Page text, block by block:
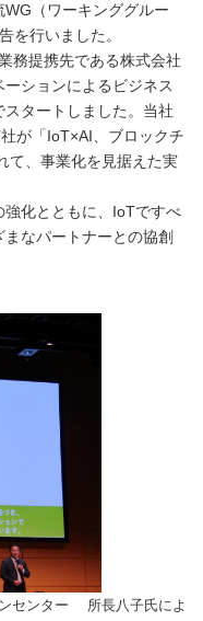
（ワーキンググルー
を行いました。
務提携先である株式会社
ションによるビジネス
タートしました。当社
が「IoT×AI、ブロックチ
て、事業化を見据えた実
化とともに、IoTですべ
なパートナーとの協創
センター 所長八子氏によ